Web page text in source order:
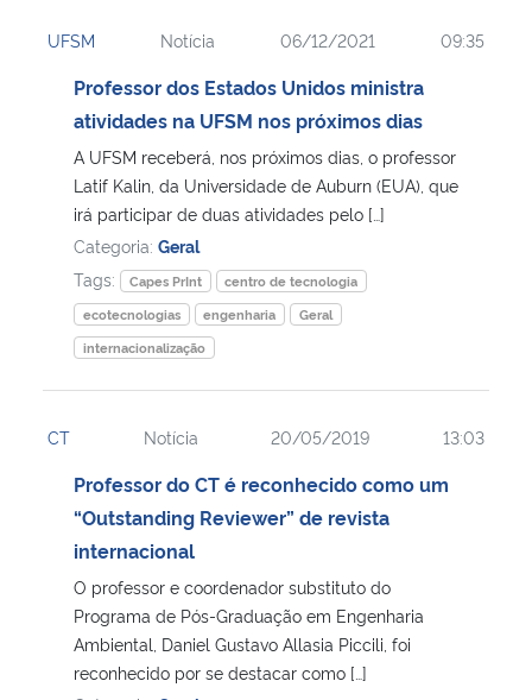
UFSM Notícia 06/12/2021 09:35
Professor dos Estados Unidos ministra
atividades na UFSM nos próximos dias
A UFSM receberá, nos próximos dias, o professor
Latif Kalin, da Universidade de Auburn (EUA), que
irá participar de duas atividades pelo […]
Categoria: Geral
Tags:
Capes PrInt
centro de tecnologia
ecotecnologias
engenharia
Geral
internacionalização
CT Notícia 20/05/2019 13:03
Professor do CT é reconhecido como um
“Outstanding Reviewer” de revista
internacional
O professor e coordenador substituto do
Programa de Pós-Graduação em Engenharia
Ambiental, Daniel Gustavo Allasia Piccili, foi
reconhecido por se destacar como […]